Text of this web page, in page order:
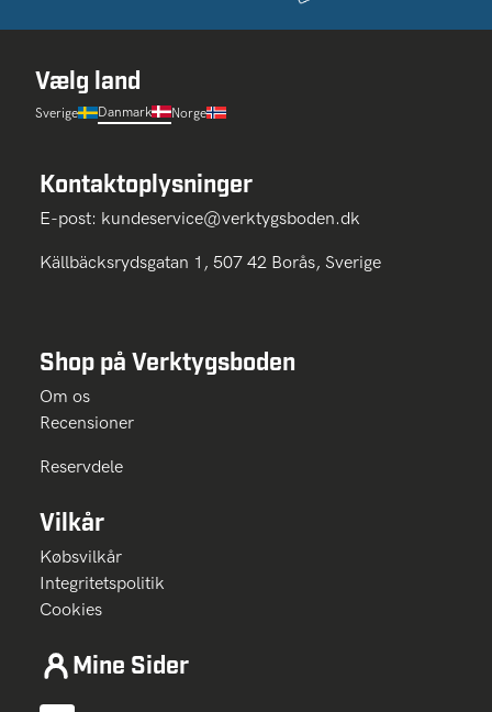
Vælg land
Sverige Danmark Norge
Kontaktoplysninger
E-post: kundeservice@verktygsboden.dk
Källbäcksrydsgatan 1, 507 42 Borås, Sverige
Shop på Verktygsboden
Om os
Recensioner
Reservdele
Vilkår
Købsvilkår
Integritetspolitik
Cookies
Mine Sider